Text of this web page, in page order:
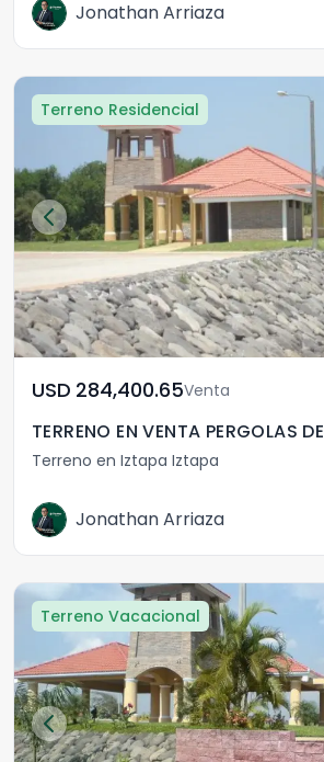
Jonathan Arriaza
Terreno Residencial
USD	284,400.65Venta
TERRENO EN VENTA PERGOLAS
Terreno en Iztapa Iztapa
Jonathan Arriaza
Terreno Vacacional